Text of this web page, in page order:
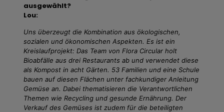
ausgewählt?
Lou:
Uns überzeugt die Kombination aus ökologischen,
sozialen und ökonomischen Aspekten. Es ist ein
Kreislaufprojekt: Das Team von Flora Circular holt
Bioabfälle aus drei Restaurants ab und verwendet diese
als Kompost in acht Gärten. 53 Familien und eine Schule
bauen auf diesen Flächen unter fachkundiger Anleitung
Gemüse an. Dabei thematisieren die Verantwortlichen
Themen wie Recycling und gesunde Ernährung. Der
Verkauf des Gemüses ist zudem für die beteiligten